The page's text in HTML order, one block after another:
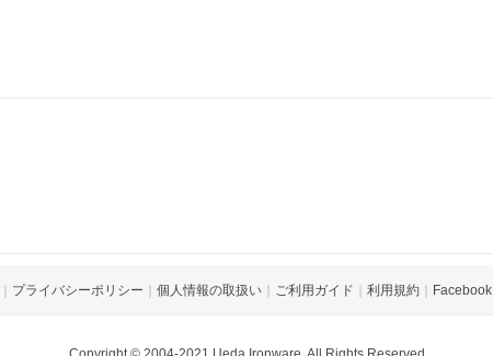
プライバシーポリシー 個人情報の取扱い ご利用ガイド 利用規約 Facebook